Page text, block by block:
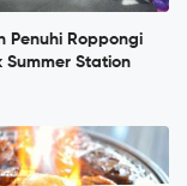
Penuhi Roppongi
Summer Station